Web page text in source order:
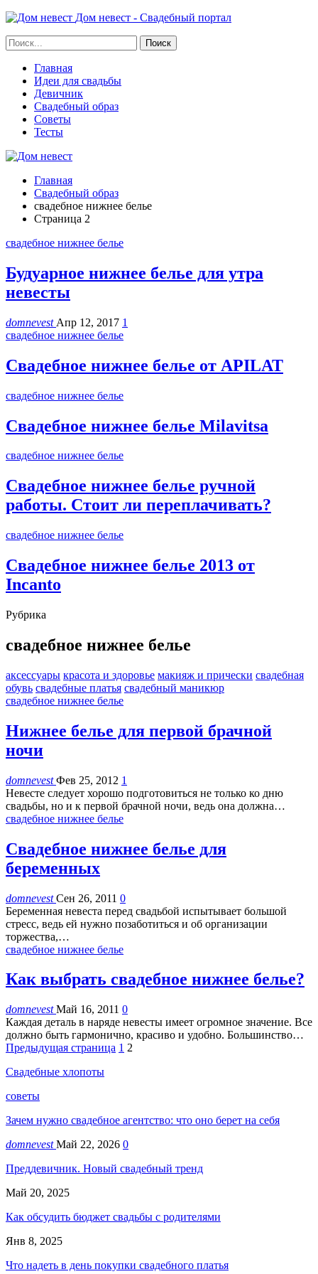
Дом невест - Свадебный портал
Главная
Идеи для свадьбы
Девичник
Свадебный образ
Советы
Тесты
Главная
Свадебный образ
свадебное нижнее белье
Страница 2
свадебное нижнее белье
Будуарное нижнее белье для утра
невесты
domnevest Апр 12, 2017 1
свадебное нижнее белье
Свадебное нижнее белье от APILAT
свадебное нижнее белье
Свадебное нижнее белье Milavitsa
свадебное нижнее белье
Свадебное нижнее белье ручной
работы. Стоит ли переплачивать?
свадебное нижнее белье
Свадебное нижнее белье 2013 от
Incanto
Рубрика
свадебное нижнее белье
аксессуары красота и здоровье макияж и прически свадебная
обувь свадебные платья свадебный маникюр
свадебное нижнее белье
Нижнее белье для первой брачной
ночи
domnevestФев 25, 2012 1
Невесте следует хорошо подготовиться не только ко дню
свадьбы, но и к первой брачной ночи, ведь она должна…
свадебное нижнее белье
Свадебное нижнее белье для
беременных
domnevestСен 26, 2011 0
Беременная невеста перед свадьбой испытывает большой
стресс, ведь ей нужно позаботиться и об организации
торжества,…
свадебное нижнее белье
Как выбрать свадебное нижнее белье?
domnevestМай 16, 2011 0
Каждая деталь в наряде невесты имеет огромное значение. Все
должно быть гармонично, красиво и удобно. Большинство…
Предыдущая страница 1 2
Свадебные хлопоты
советы
Зачем нужно свадебное агентство: что оно берет на себя
domnevestМай 22, 2026 0
Преддевичник. Новый свадебный тренд
Май 20, 2025
Как обсудить бюджет свадьбы с родителями
Янв 8, 2025
Что надеть в день покупки свадебного платья